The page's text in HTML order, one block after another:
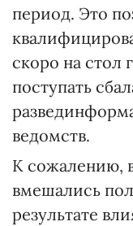
период. Это
скоро на стол
поступать
ведомств.
К сожалению,
вмешались
результате